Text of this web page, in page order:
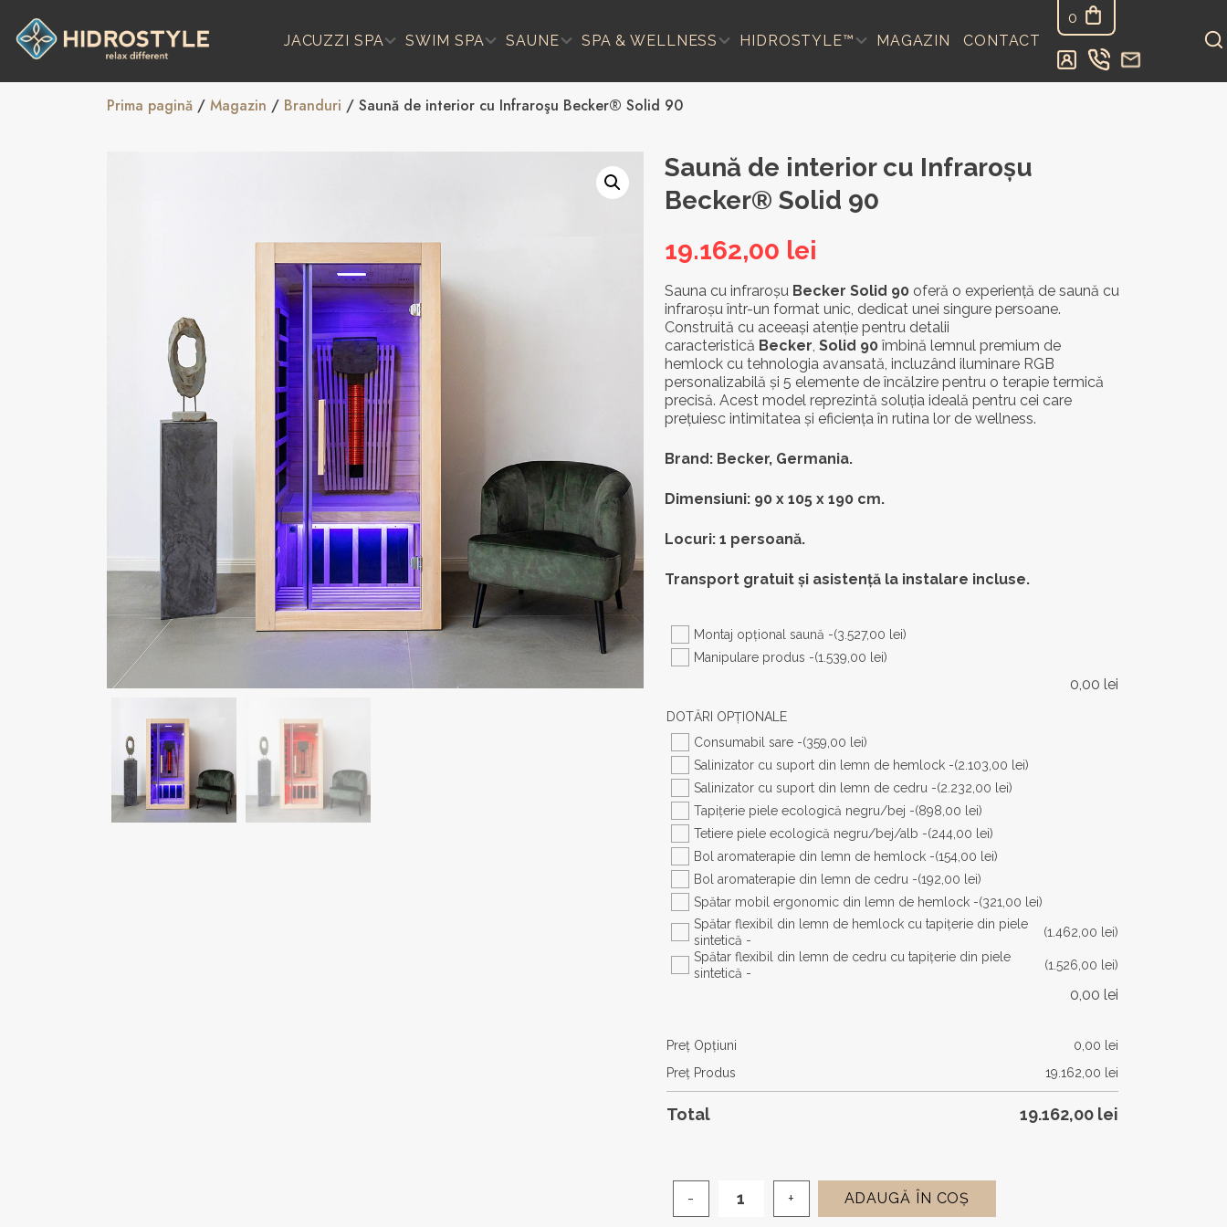
content
JACUZZI SPA SWIM SPA SAUNE SPA & WELLNESS HIDROSTYLE™ MAGAZIN CONTACT
0
Prima pagină / Magazin / Branduri / Saună de interior cu Infraroşu Becker® Solid 90
Saună de interior cu Infraroşu
Becker® Solid 90
19.162,00 lei
Sauna cu infraroșu Becker Solid 90oferă o experiență de saună cu
infraroșu într-un format unic, dedicat unei singure persoane.
Construită cu aceeași atenție pentru detalii
caracteristică Becker Solid 90îmbină lemnul premium de
hemlock cu tehnologia avansată, incluzând iluminare RGB
personalizabilă și 5 elemente de încălzire pentru o terapie termică
precisă. Acest model reprezintă soluția ideală pentru cei care
prețuiesc intimitatea și eficiența în rutina lor de wellness.
Brand: Becker, Germania.
Dimensiuni: 90 x 105 x 190 cm.
Locuri: 1 persoană.
Transport gratuit și asistență la instalare incluse.
Montaj opţional saună -(3.527,00 lei)
Manipulare produs -(1.539,00 lei)
0,00 lei
DOTĂRI OPŢIONALE
Consumabil sare -(359,00 lei)
Salinizator cu suport din lemn de hemlock -(2.103,00 lei)
Salinizator cu suport din lemn de cedru -(2.232,00 lei)
Tapițerie piele ecologică negru/bej -(898,00 lei)
Tetiere piele ecologică negru/bej/alb -(244,00 lei)
Bol aromaterapie din lemn de hemlock -(154,00 lei)
Bol aromaterapie din lemn de cedru -(192,00 lei)
Spătar mobil ergonomic din lemn de hemlock -(321,00 lei)
Spătar flexibil din lemn de hemlock cu tapițerie din piele
sintetică -
(1.462,00 lei)
Spătar flexibil din lemn de cedru cu tapițerie din piele
sintetică -
(1.526,00 lei)
0,00 lei
Preţ Opţiuni 0,00 lei
Preţ Produs
19.162,00 lei
Total 19.162,00 lei
ADAUGĂ ÎN COȘ